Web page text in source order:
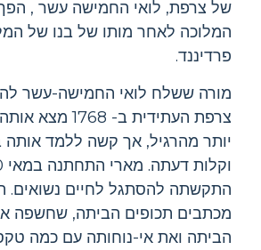
של צרפת, לואי החמישה עשר ,
המלוכה לאחר מותו של בנו של
פרדיננד.
מורה ששלח לואי החמישה-עשר
צרפת העתידית ב-
יותר מהרגיל, אך קשה ללמד
התקשתה להסתגל לחיים נשואים.
מכתבים תכופים הביתה, שחשפה
הביתה ואת אי-נוחותה עם כמה